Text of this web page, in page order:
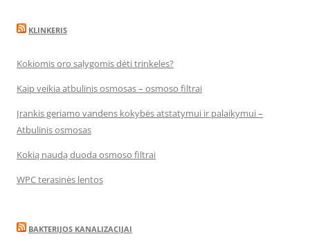
KLINKERIS
Kokiomis oro sąlygomis dėti trinkeles?
Kaip veikia atbulinis osmosas – osmoso filtrai
Įrankis geriamo vandens kokybės atstatymui ir palaikymui –
Atbulinis osmosas
Kokią naudą duoda osmoso filtrai
WPC terasinės lentos
BAKTERIJOS KANALIZACIJAI